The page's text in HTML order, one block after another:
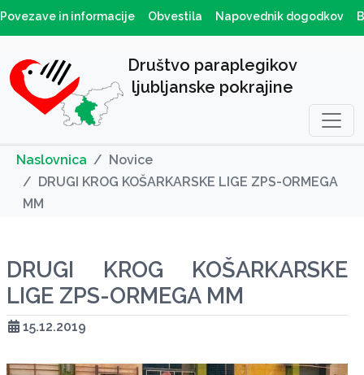
Povezave in informacije Obvestila Napovednik dogodkov
Društvo paraplegikov
ljubljanske pokrajine
Naslovnica
Novice
DRUGI KROG KOŠARKARSKE LIGE ZPS-ORMEGA
MM
DRUGI KROG KOŠARKARSKE
LIGE ZPS-ORMEGA MM
15.12.2019